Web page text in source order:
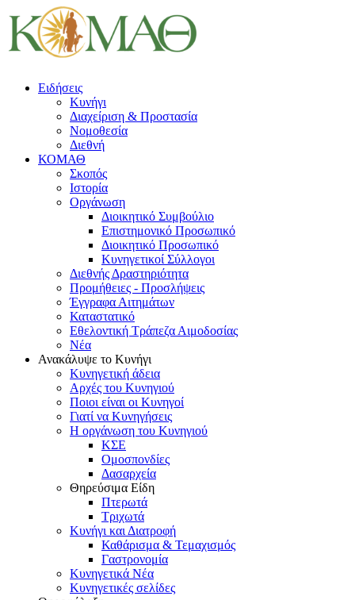
Ειδήσεις
Κυνήγι
Διαχείριση & Προστασία
Νομοθεσία
Διεθνή
ΚΟΜΑΘ
Σκοπός
Ιστορία
Οργάνωση
Διοικητικό Συμβούλιο
Επιστημονικό Προσωπικό
Διοικητικό Προσωπικό
Κυνηγετικοί Σύλλογοι
Διεθνής Δραστηριότητα
Προμήθειες - Προσλήψεις
Έγγραφα Αιτημάτων
Καταστατικό
Εθελοντική Τράπεζα Αιμοδοσίας
Νέα
Ανακάλυψε το Κυνήγι
Κυνηγετική άδεια
Αρχές του Κυνηγιού
Ποιοι είναι οι Κυνηγοί
Γιατί να Κυνηγήσεις
Η οργάνωση του Κυνηγιού
ΚΣΕ
Ομοσπονδίες
Δασαρχεία
Θηρεύσιμα Είδη
Πτερωτά
Τριχωτά
Κυνήγι και Διατροφή
Καθάρισμα & Τεμαχισμός
Γαστρονομία
Κυνηγετικά Νέα
Κυνηγετικές σελίδες